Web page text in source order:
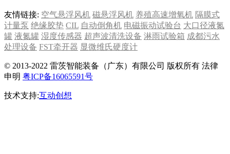
友情链接: 空气悬浮风机 磁悬浮风机 养殖高速增氧机 隔膜式
计量泵 绝缘胶垫 CIL 自动倒角机 电磁振动试验台 大口径液氮
罐 液氮罐 湿度传感器 超声波清洗设备 淋雨试验箱 成都污水
处理设备 FST牵开器 显微维氏硬度计
© 2013-2022 雷茨智能装备（广东）有限公司 版权所有 法律
申明 粤ICP备16065591号
技术支持:互动创想